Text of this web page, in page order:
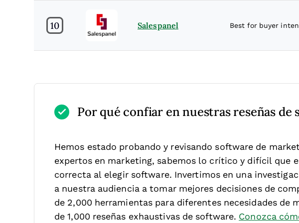
10 Salespanel Best for buyer
Por qué confiar en nuestras reseñas de
Hemos estado probando y revisando software de
expertos en marketing, sabemos lo crítico y difícil que
correcta al elegir software. Invertimos en una
a nuestra audiencia a tomar mejores decisiones de
de 2,000 herramientas para diferentes necesidades de
de 1,000 reseñas exhaustivas de software. Conozca